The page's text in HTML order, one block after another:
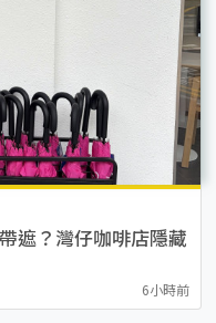
遮？灣仔咖啡店隱藏
6小時前